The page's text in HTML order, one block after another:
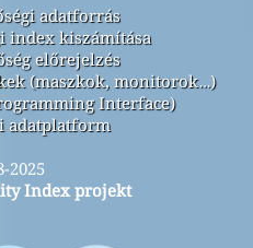
adatforrás
index kiszámítása
előrejelzés
(maszkok, monitorok…)
Interface)
adatplatform
2025
Index projekt